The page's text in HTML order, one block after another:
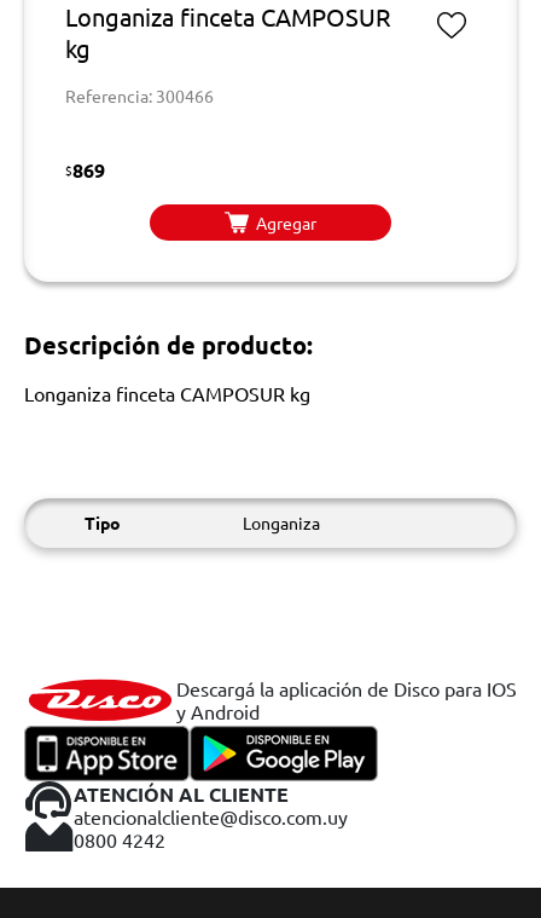
Longaniza finceta CAMPOSUR
kg
Referencia: 300466
$869
Agregar
Descripción de producto:
Longaniza finceta CAMPOSUR kg
Tipo Longaniza
Descargá la aplicación de Disco para IOS
y Android
ATENCIÓN AL CLIENTE
atencionalcliente@disco.com.uy
0800 4242